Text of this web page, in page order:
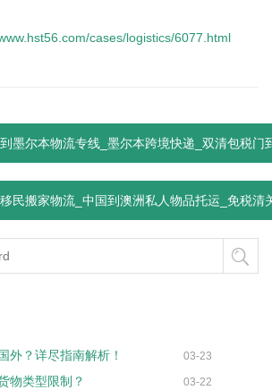
cases/logistics/6077.html
到墨尔本物流专线_墨尔本跨境快递_双清包税门
民搬家物流_中国到澳洲私人物品托运_免税清
外？详尽指南解析！ 03-23
物类型限制？ 03-22